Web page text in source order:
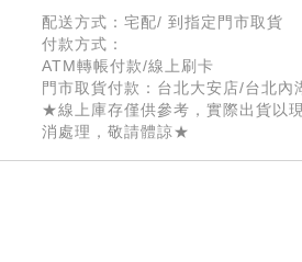
配送方式：宅配/ 到指定門市取貨
付款方式：
ATM轉帳付款/線上刷卡
門市取貨付款：台北大安店/台北內
★線上庫存僅供參考，實際出貨以
消處理，敬請體諒★